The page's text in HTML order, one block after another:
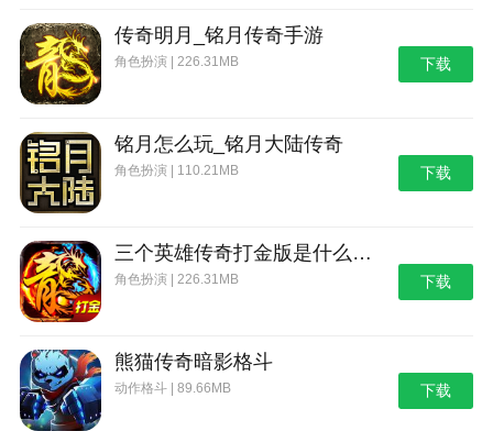
传奇明月_铭月传奇手游
角色扮演 | 226.31MB 下载
铭月怎么玩_铭月大陆传奇
角色扮演 | 110.21MB 下载
三个英雄传奇打金版是什么_三个英雄传奇打金版
角色扮演 | 226.31MB 下载
熊猫传奇暗影格斗
动作格斗 | 89.66MB 下载